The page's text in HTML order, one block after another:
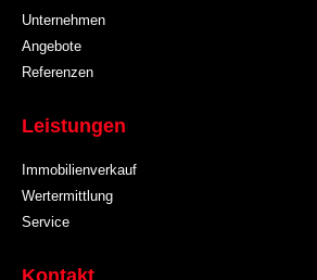
Unternehmen
Angebote
Referenzen
Leistungen
Immobilienverkauf
Wertermittlung
Service